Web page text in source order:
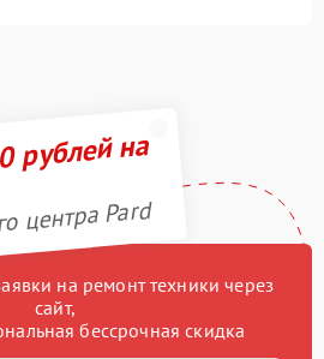
рублей на
центра Pard
на ремонт техники через
сайт,
бессрочная скидка